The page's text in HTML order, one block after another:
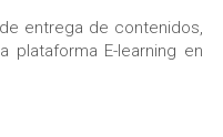
entrega de contenidos,
plataforma E-learning en